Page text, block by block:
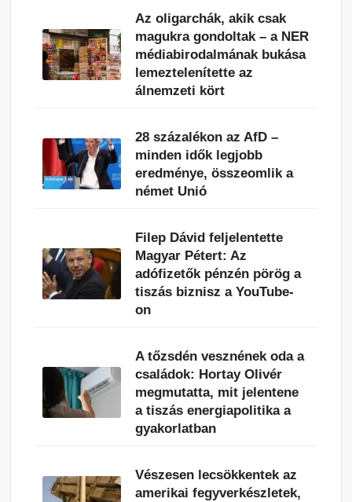
Az oligarchák, akik csak
magukra gondoltak – a NER
médiabirodalmának bukása
lemeztelenítette az
álnemzeti kört
28 százalékon az AfD –
minden idők legjobb
eredménye, összeomlik a
német Unió
Filep Dávid feljelentette
Magyar Pétert: Az
adófizetők pénzén pörög a
tiszás biznisz a YouTube-
on
A tőzsdén vesznének oda a
családok: Hortay Olivér
megmutatta, mit jelentene
a tiszás energiapolitika a
gyakorlatban
Vészesen lecsökkentek az
amerikai fegyverkészletek,